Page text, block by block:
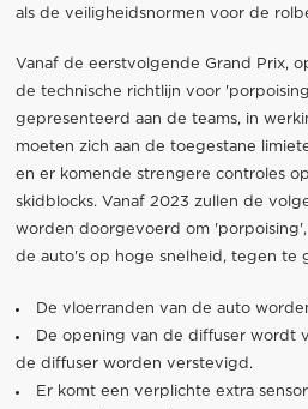
als de veiligheidsnormen voor de
Vanaf de eerstvolgende Grand Prix,
de technische richtlijn voor
gepresenteerd aan de teams, in
moeten zich aan de toegestane
en er komende strengere controles
skidblocks. Vanaf 2023 zullen de
worden doorgevoerd om
de auto's op hoge snelheid, tegen te
De vloerranden van de auto
De opening van de diffuser wordt
de diffuser worden verstevigd.
Er komt een verplichte extra